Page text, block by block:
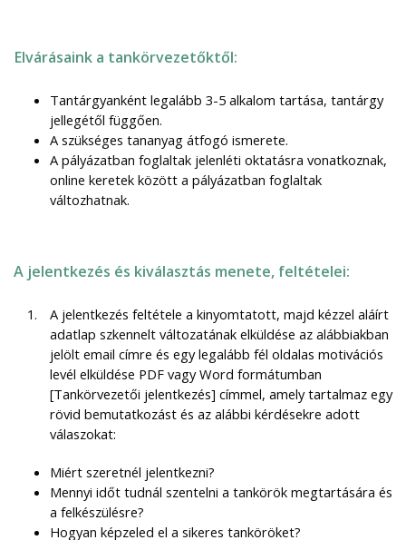
Elvárásaink a tankörvezetőktől:
Tantárgyanként legalább 3-5 alkalom tartása, tantárgy
jellegétől függően.
A szükséges tananyag átfogó ismerete.
A pályázatban foglaltak jelenléti oktatásra vonatkoznak,
online keretek között a pályázatban foglaltak
változhatnak.
A jelentkezés és kiválasztás menete, feltételei:
A jelentkezés feltétele a kinyomtatott, majd kézzel aláírt
adatlap szkennelt változatának elküldése az alábbiakban
jelölt email címre és egy legalább fél oldalas motivációs
levél elküldése PDF vagy Word formátumban
[Tankörvezetői jelentkezés] címmel, amely tartalmaz egy
rövid bemutatkozást és az alábbi kérdésekre adott
válaszokat:
Miért szeretnél jelentkezni?
Mennyi időt tudnál szentelni a tankörök megtartására és
a felkészülésre?
Hogyan képzeled el a sikeres tanköröket?